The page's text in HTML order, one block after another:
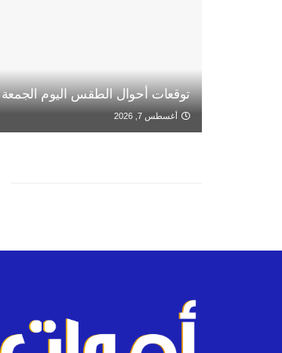
توقعات أحوال الطقس اليوم الجمعة
أغسطس 7, 2026